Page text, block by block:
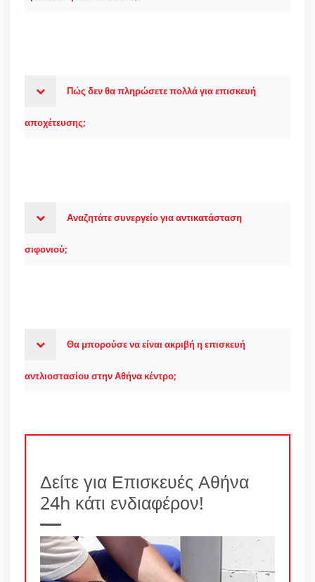
Πώς δεν θα πληρώσετε πολλά για επισκευή
αποχέτευσης;
Αναζητάτε συνεργείο για αντικατάσταση
σιφονιού;
Θα μπορούσε να είναι ακριβή η επισκευή
αντλιοστασίου στην Αθήνα κέντρο;
Δείτε για Επισκευές Αθήνα
24h κάτι ενδιαφέρον!